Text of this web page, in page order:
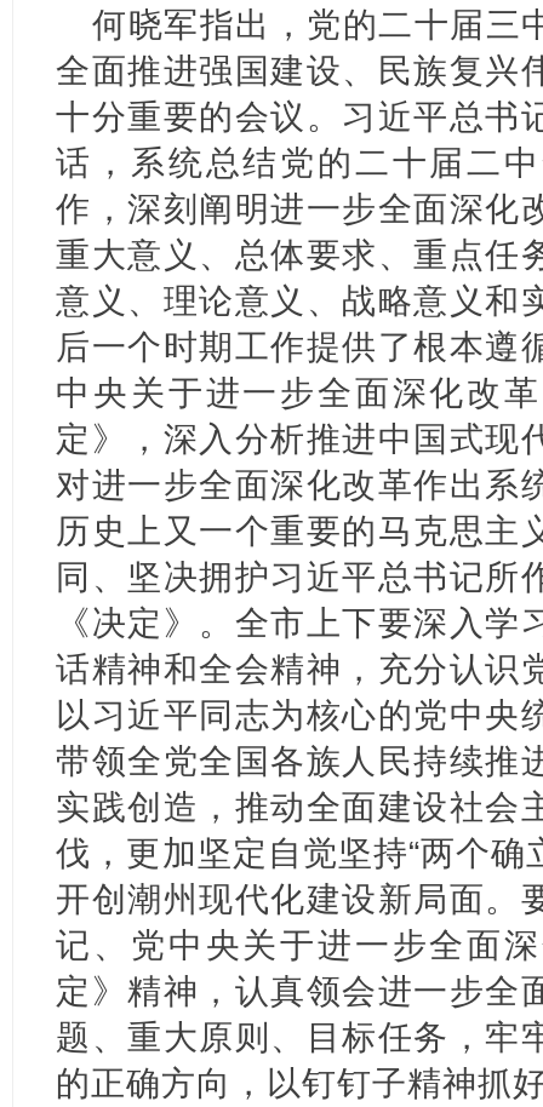
何晓军指出，党的二十届三
全面推进强国建设、民族复兴
十分重要的会议。习近平总书
话，系统总结党的二十届二
作，深刻阐明进一步全面深化
重大意义、总体要求、重点任
意义、理论意义、战略意义和
后一个时期工作提供了根本遵
中央关于进一步全面深化改
定》，深入分析推进中国式现
对进一步全面深化改革作出系
历史上又一个重要的马克思主
同、坚决拥护习近平总书记所
《决定》。全市上下要深入
话精神和全会精神，充分认识
以习近平同志为核心的党中央
带领全党全国各族人民持续推
实践创造，推动全面建设社会
伐，更加坚定自觉坚持“两个确
开创潮州现代化建设新局面。
记、党中央关于进一步全面
定》精神，认真领会进一步全
题、重大原则、目标任务，牢
的正确方向，以钉钉子精神抓